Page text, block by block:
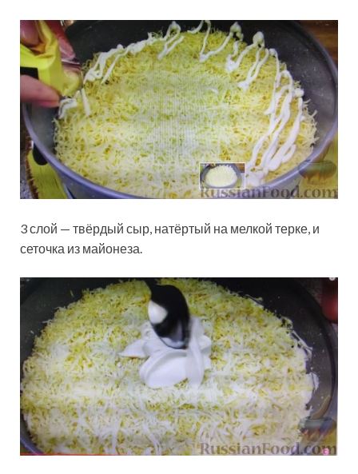
3 слой — твёрдый сыр, натёртый на мелкой терке, и
сеточка из майонеза.